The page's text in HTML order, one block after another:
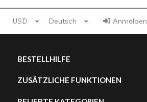
USD Deutsch Anmelden
BESTELLHILFE
ZUSÄTZLICHE FUNKTIONEN